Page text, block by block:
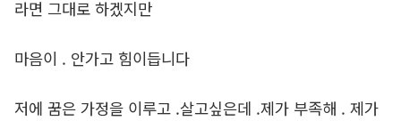
라면 그대로 하겠지만
마음이 . 안가고 힘이듭니다
저에 꿈은 가정을 이루고 .살고싶은데 .제가 부족해 . 제가